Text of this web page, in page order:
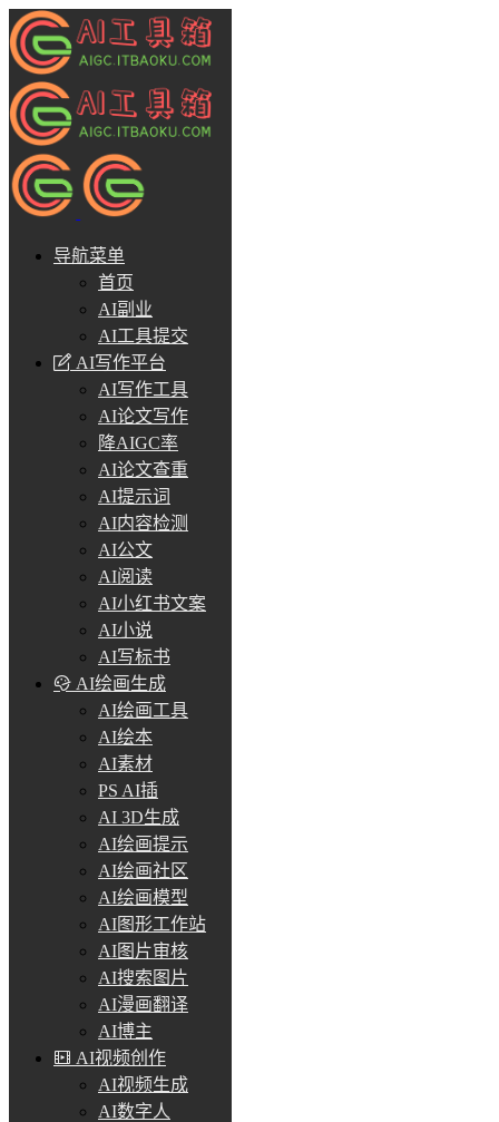
导航菜单
首页
AI副业
AI工具提交
AI写作平台
AI写作工具
AI论文写作
降AIGC率
AI论文查重
AI提示词
AI内容检测
AI公文
AI阅读
AI小红书文案
AI小说
AI写标书
AI绘画生成
AI绘画工具
AI绘本
AI素材
PS AI插
AI 3D生成
AI绘画提示
AI绘画社区
AI绘画模型
AI图形工作站
AI图片审核
AI搜索图片
AI漫画翻译
AI博主
AI视频创作
AI视频生成
AI数字人